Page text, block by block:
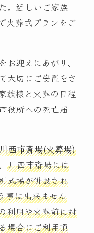
。近しいご家族
火葬式プランをご
迎えにあがり、
大切にご安置をさ
族様と火葬の日程
役所への死亡届
川西市斎場(火葬場)
川西市斎場には
式場が併設され
事は出来ません
利用や火葬前に対
場合にご利用頂